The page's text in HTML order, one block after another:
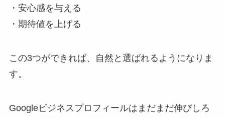
・安心感を与える
・期待値を上げる
この3つができれば、自然と選ばれるようになりま
す。
Googleビジネスプロフィールはまだまだ伸びしろ